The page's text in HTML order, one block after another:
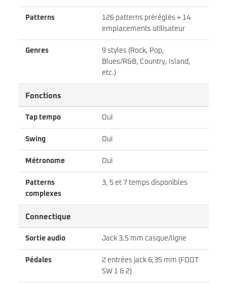
Patterns
126 patterns préréglés + 14
emplacements utilisateur
Genres
9 styles (Rock, Pop,
Blues/R&B, Country, Island,
etc.)
Fonctions
Tap tempo Oui
Swing Oui
Métronome Oui
Patterns
complexes
3, 5 et 7 temps disponibles
Connectique
Sortie audio Jack 3,5 mm casque/ligne
Pédales
2 entrées jack 6,35 mm (FOOT
SW 1 & 2)